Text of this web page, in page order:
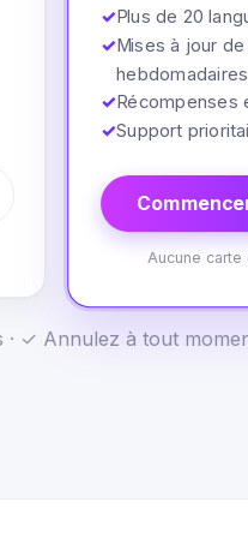
✓Plus de 20
✓Mises à jour
hebdomadaires
✓Récompenses
✓Support
Aucune
✓ Annulez à tout